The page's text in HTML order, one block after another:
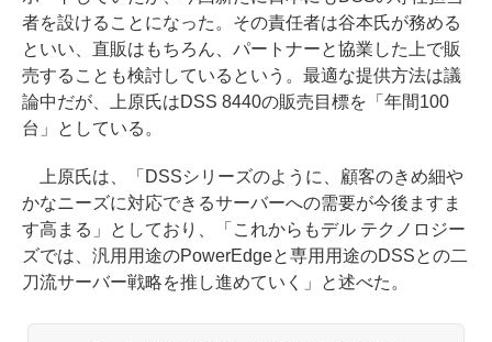
者を設けることになった。その責任者は谷本氏が務める
といい、直販はもちろん、パートナーと協業した上で販
売することも検討しているという。最適な提供方法は議
論中だが、上原氏はDSS 8440の販売目標を「年間100
台」としている。
上原氏は、「DSSシリーズのように、顧客のきめ細や
かなニーズに対応できるサーバーへの需要が今後ますま
す高まる」としており、「これからもデル テクノロジー
ズでは、汎用用途のPowerEdgeと専用用途のDSSとの二
刀流サーバー戦略を推し進めていく」と述べた。